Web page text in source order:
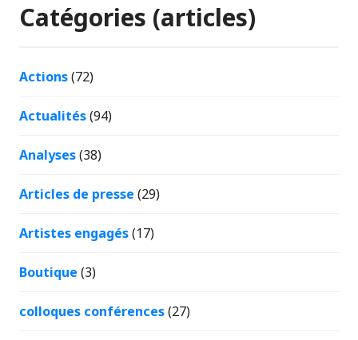
Catégories (articles)
Actions(72)
Actualités(94)
Analyses(38)
Articles de presse (29)
Artistes engagés(17)
Boutique (3)
colloques conférences(27)